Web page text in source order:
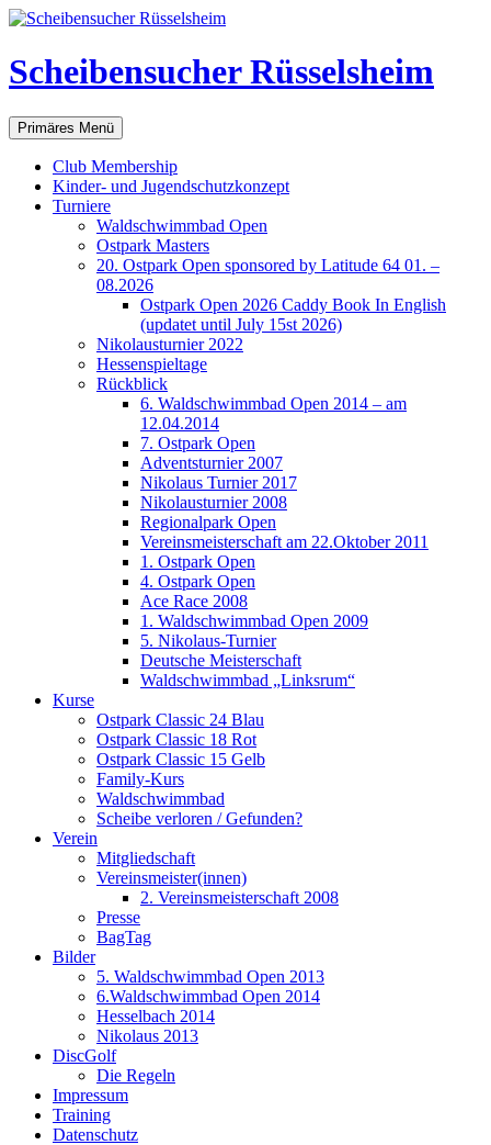
Scheibensucher Rüsselsheim
Suchen
Primäres Menü Zum
Inhalt
springen
Club Membership
Kinder- und Jugendschutzkonzept
Turniere
Waldschwimmbad Open
Ostpark Masters
20. Ostpark Open sponsored by Latitude 64 01. –
08.2026
Ostpark Open 2026 Caddy Book In English
(updatet until July 15st 2026)
Nikolausturnier 2022
Hessenspieltage
Rückblick
6. Waldschwimmbad Open 2014 – am
12.04.2014
7. Ostpark Open
Adventsturnier 2007
Nikolaus Turnier 2017
Nikolausturnier 2008
Regionalpark Open
Vereinsmeisterschaft am 22.Oktober 2011
1. Ostpark Open
4. Ostpark Open
Ace Race 2008
1. Waldschwimmbad Open 2009
5. Nikolaus-Turnier
Deutsche Meisterschaft
Waldschwimmbad „Linksrum“
Kurse
Ostpark Classic 24 Blau
Ostpark Classic 18 Rot
Ostpark Classic 15 Gelb
Family-Kurs
Waldschwimmbad
Scheibe verloren / Gefunden?
Verein
Mitgliedschaft
Vereinsmeister(innen)
2. Vereinsmeisterschaft 2008
Presse
BagTag
Bilder
5. Waldschwimmbad Open 2013
6.Waldschwimmbad Open 2014
Hesselbach 2014
Nikolaus 2013
DiscGolf
Die Regeln
Impressum
Training
Datenschutz